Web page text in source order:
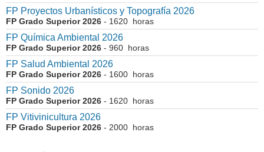
FP Proyectos Urbanísticos y Topografía 2026
FP Grado Superior 2026 - 1620 horas
FP Química Ambiental 2026
FP Grado Superior 2026 - 960 horas
FP Salud Ambiental 2026
FP Grado Superior 2026 - 1600 horas
FP Sonido 2026
FP Grado Superior 2026 - 1620 horas
FP Vitivinicultura 2026
FP Grado Superior 2026 - 2000 horas